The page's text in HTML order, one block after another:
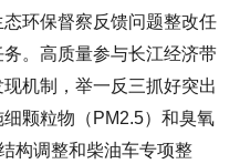
环保督察反馈问题整改任
。高质量参与长江经济带
机制，举一反三抓好突出
颗粒物（PM2.5）和臭氧
构调整和柴油车专项整